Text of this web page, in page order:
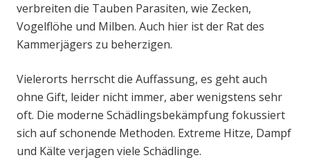
verbreiten die Tauben Parasiten, wie Zecken,
Vogelflöhe und Milben. Auch hier ist der Rat des
Kammerjägers zu beherzigen.
Vielerorts herrscht die Auffassung, es geht auch
ohne Gift, leider nicht immer, aber wenigstens sehr
oft. Die moderne Schädlingsbekämpfung fokussiert
sich auf schonende Methoden. Extreme Hitze, Dampf
und Kälte verjagen viele Schädlinge.